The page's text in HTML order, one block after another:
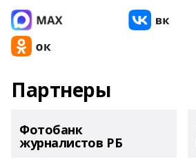
Партнеры
Фотобанк
журналистов РБ